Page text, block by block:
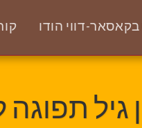
דווי הודו
גיל